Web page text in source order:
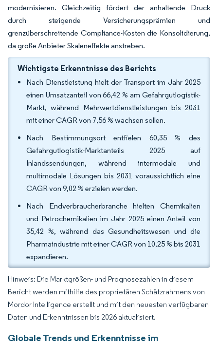
modernisieren. Gleichzeitig fördert der anhaltende Druck
durch steigende Versicherungsprämien und
grenzüberschreitende Compliance-Kosten die Konsolidierung,
da große Anbieter Skaleneffekte anstreben.
Wichtigste Erkenntnisse des Berichts
Nach Dienstleistung hielt der Transport im Jahr 2025
einen Umsatzanteil von 66,42 % am Gefahrgutlogistik-
Markt, während Mehrwertdienstleistungen bis 2031
mit einer CAGR von 7,56 % wachsen sollen.
Nach Bestimmungsort entfielen 60,35 % des
Gefahrgutlogistik-Marktanteils 2025 auf
Inlandssendungen, während intermodale und
multimodale Lösungen bis 2031 voraussichtlich eine
CAGR von 9,02 % erzielen werden.
Nach Endverbraucherbranche hielten Chemikalien
und Petrochemikalien im Jahr 2025 einen Anteil von
35,42 %, während das Gesundheitswesen und die
Pharmaindustrie mit einer CAGR von 10,25 % bis 2031
expandieren.
Hinweis: Die Marktgrößen- und Prognosezahlen in diesem
Bericht werden mithilfe des proprietären Schätzrahmens von
Mordor Intelligence erstellt und mit den neuesten verfügbaren
Daten und Erkenntnissen bis 2026 aktualisiert.
Globale Trends und Erkenntnisse im